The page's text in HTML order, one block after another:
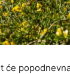
će